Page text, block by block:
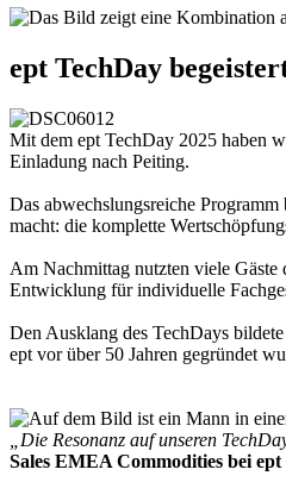
ept TechDay
Mit dem ept TechDay 2025 haben
Einladung nach Peiting.
Das abwechslungsreiche
macht: die komplette
Am Nachmittag nutzten viele Gäste
Entwicklung für individuelle
Den Ausklang des TechDays
ept vor über 50 Jahren gegründet
„Die Resonanz auf unseren
Sales EMEA Commodities bei